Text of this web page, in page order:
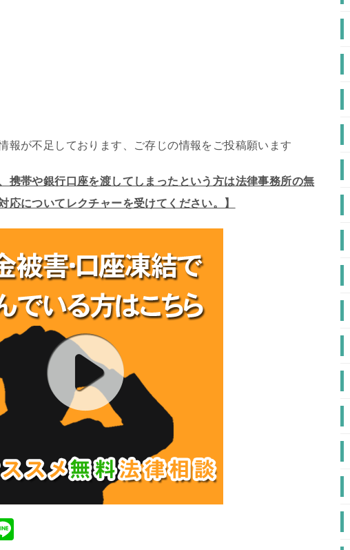
報が不足しております、ご存じの情報をご投稿願います
携帯や銀行口座を渡してしまったという方は法律事務所の無
応についてレクチャーを受けてください。】